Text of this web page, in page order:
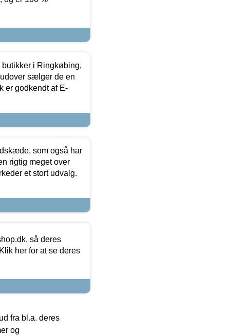
i Ringkøbing,
sælger de en
er godkendt af E-
som også har
rigtig meget over
et stort udvalg.
så deres
her for at se deres
fra bl.a. deres
og